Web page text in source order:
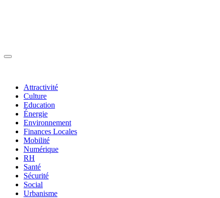
Attractivité
Culture
Education
Énergie
Environnement
Finances Locales
Mobilité
Numérique
RH
Santé
Sécurité
Social
Urbanisme